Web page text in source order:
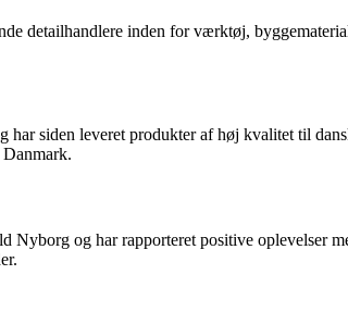
detailhandlere inden for værktøj,
siden leveret produkter af høj kvalitet til
Nyborg og har rapporteret positive oplevelser